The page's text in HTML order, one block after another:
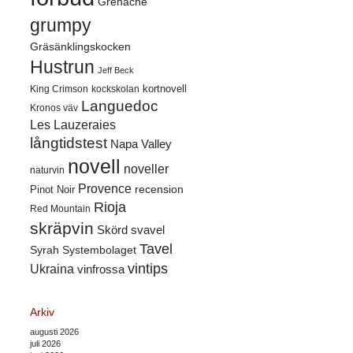
grumpy
Gräsänklingskocken
Hustrun Jeff Beck
King Crimson kockskolan kortnovell
Kronos väv Languedoc
Les Lauzeraies
långtidstest Napa Valley
naturvin novell noveller
Pinot Noir Provence recension
Red Mountain Rioja
skräpvin Skörd svavel
Syrah Systembolaget Tavel
Ukraina vinfrossa vintips
Arkiv
augusti 2026
juli 2026